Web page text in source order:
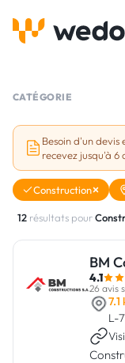
Réalisations
Aides et
Vous êtes un
Connexion
CATÉGORIE
Besoin d'un devis
recevez jusqu'à
Construction
12 résultats pour
BM
4.1
26 avis
7.1
L-